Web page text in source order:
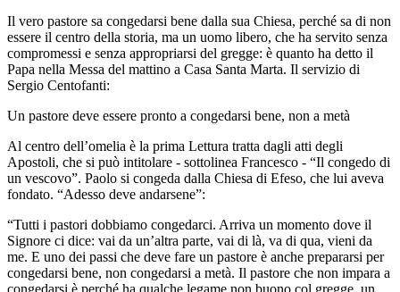
Il vero pastore sa congedarsi bene dalla sua Chiesa, perché sa di non
essere il centro della storia, ma un uomo libero, che ha servito senza
compromessi e senza appropriarsi del gregge: è quanto ha detto il
Papa nella Messa del mattino a Casa Santa Marta. Il servizio di
Sergio Centofanti:
Un pastore deve essere pronto a congedarsi bene, non a metà
Al centro dell’omelia è la prima Lettura tratta dagli atti degli
Apostoli, che si può intitolare - sottolinea Francesco - “Il congedo di
un vescovo”. Paolo si congeda dalla Chiesa di Efeso, che lui aveva
fondato. “Adesso deve andarsene”:
“Tutti i pastori dobbiamo congedarci. Arriva un momento dove il
Signore ci dice: vai da un’altra parte, vai di là, va di qua, vieni da
me. E uno dei passi che deve fare un pastore è anche prepararsi per
congedarsi bene, non congedarsi a metà. Il pastore che non impara a
congedarsi è perché ha qualche legame non buono col gregge, un